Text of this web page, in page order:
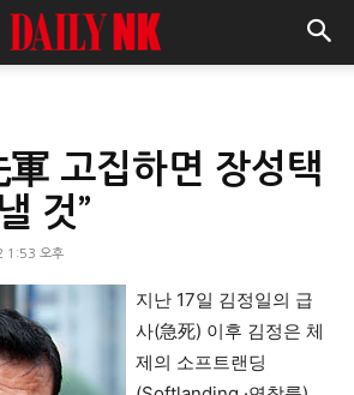
軍 고집하면 장성택
것”
1:53 오후
지난 17일 김정일의 급
사(急死) 이후 김정은 체
제의 소프트랜딩